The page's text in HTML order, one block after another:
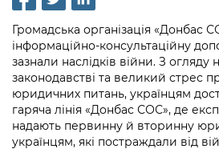
Рішення та розпорядження
Проєкти розпоряджень, що
перебувають на
Рішення Київради
Контактна інформація
Освіта та навчальні заклади
Дороги, транспорт та
Навколишнє середовище
Містобудування та земельні
Культура, спорт, дозвілля
Громадська експертиза
Громадський бюджет
Консультації з громадськістю
Громадська рада
Петиції
Інформація з обмеженим
Подати запит онлайн
Проекти нормативно-
інших актів
Нормативна база
Підписатися на новини та
КМДА / Subscribe to
from the KCSA
Порядок акредитації медіа /
Accreditation process
Портал Послуг
Громадська організація «Донбас
інформаційно-консультаційну
зазнали наслідків війни. З огляду
законодавстві та великий стрес
юридичних питань, українцям
гаряча лінія «Донбас СОС», де
надають первинну й вторинну
українцям, які постраждали від